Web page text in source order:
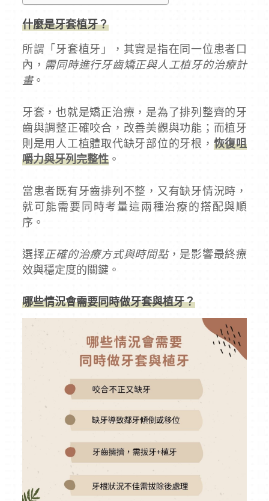
什麼是牙套植牙？
所謂「牙套植牙」，其實是指在同一位患者口
內， 需同時進行牙齒矯正與人工植牙的治療計
畫。
牙套，也就是矯正治療，是為了排列整齊的牙
齒與調整正確咬合，改善美觀與功能；而植牙
則是用人工植體取代缺牙部位的牙根， 恢復咀
嚼力與牙列完整性。
當患者既有牙齒排列不整，又有缺牙情況時，
就可能需要同時考量這兩種治療的搭配與順
序。
選擇正確的治療方式與時間點，是影響最終療
效與穩定度的關鍵。
哪些情況會需要同時做牙套與植牙？